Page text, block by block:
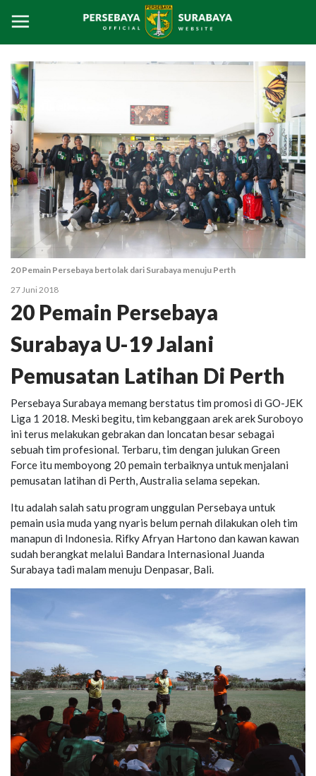
20 Pemain Persebaya bertolak dari Surabaya menuju Perth
27 Juni 2018
20 Pemain Persebaya
Surabaya U-19 Jalani
Pemusatan Latihan Di Perth
Persebaya Surabaya memang berstatus tim promosi di GO-JEK
Liga 1 2018. Meski begitu, tim kebanggaan arek arek Suroboyo
ini terus melakukan gebrakan dan loncatan besar sebagai
sebuah tim profesional. Terbaru, tim dengan julukan Green
Force itu memboyong 20 pemain terbaiknya untuk menjalani
pemusatan latihan di Perth, Australia selama sepekan.
Itu adalah salah satu program unggulan Persebaya untuk
pemain usia muda yang nyaris belum pernah dilakukan oleh tim
manapun di Indonesia. Rifky Afryan Hartono dan kawan kawan
sudah berangkat melalui Bandara Internasional Juanda
Surabaya tadi malam menuju Denpasar, Bali.